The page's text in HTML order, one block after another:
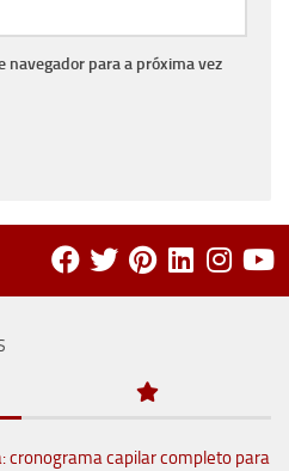
navegador para a próxima vez
cronograma capilar completo para